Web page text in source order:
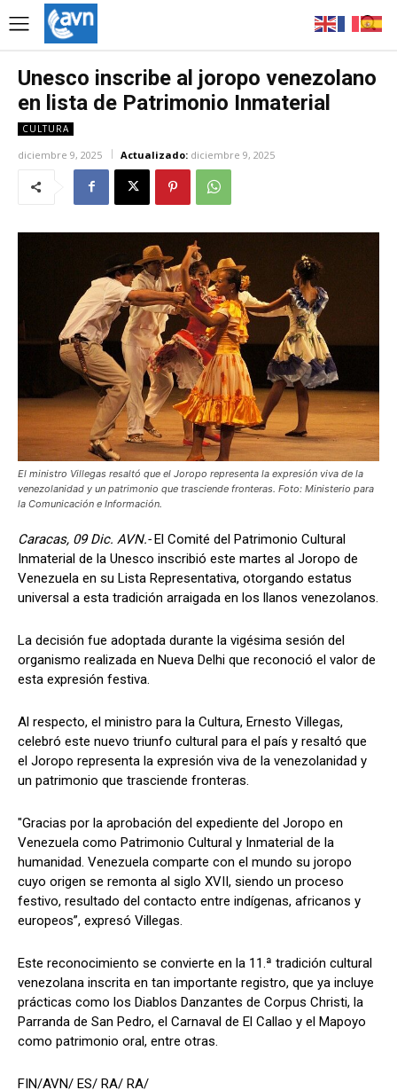
Unesco inscribe al joropo venezolano
en lista de Patrimonio Inmaterial
CULTURA
diciembre 9, 2025 Actualizado: diciembre 9, 2025
El ministro Villegas resaltó que el Joropo representa la expresión viva de la
venezolanidad y un patrimonio que trasciende fronteras. Foto: Ministerio para
la Comunicación e Información.
Caracas, 09 Dic. AVN.-El Comité del Patrimonio Cultural
Inmaterial de la Unesco inscribió este martes al Joropo de
Venezuela en su Lista Representativa, otorgando estatus
universal a esta tradición arraigada en los llanos venezolanos.
La decisión fue adoptada durante la vigésima sesión del
organismo realizada en Nueva Delhi que reconoció el valor de
esta expresión festiva.
Al respecto, el ministro para la Cultura, Ernesto Villegas,
celebró este nuevo triunfo cultural para el país y resaltó que
el Joropo representa la expresión viva de la venezolanidad y
un patrimonio que trasciende fronteras.
"Gracias por la aprobación del expediente del Joropo en
Venezuela como Patrimonio Cultural y Inmaterial de la
humanidad. Venezuela comparte con el mundo su joropo
cuyo origen se remonta al siglo XVII, siendo un proceso
festivo, resultado del contacto entre indígenas, africanos y
europeos”, expresó Villegas.
Este reconocimiento se convierte en la 11.ª tradición cultural
venezolana inscrita en tan importante registro, que ya incluye
prácticas como los Diablos Danzantes de Corpus Christi, la
Parranda de San Pedro, el Carnaval de El Callao y el Mapoyo
como patrimonio oral, entre otras.
FIN/AVN/ ES/ RA/ RA/